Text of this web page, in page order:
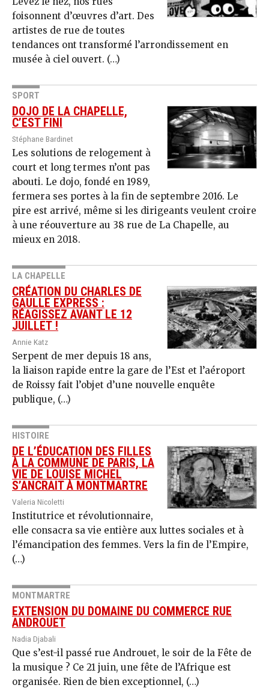
foisonnent d’œuvres d’art. Des
artistes de rue de toutes
tendances ont transformé l’arrondissement en
musée à ciel ouvert. (…)
SPORT
DOJO DE LA CHAPELLE,
C’EST FINI
Stéphane Bardinet
Les solutions de relogement à
court et long termes n’ont pas
abouti. Le dojo, fondé en 1989,
fermera ses portes à la fin de septembre 2016. Le
pire est arrivé, même si les dirigeants veulent croire
à une réouverture au 38 rue de La Chapelle, au
mieux en 2018.
LA CHAPELLE
CRÉATION DU CHARLES DE
GAULLE EXPRESS :
RÉAGISSEZ AVANT LE 12
JUILLET !
Annie Katz
Serpent de mer depuis 18 ans,
la liaison rapide entre la gare de l’Est et l’aéroport
de Roissy fait l’objet d’une nouvelle enquête
publique, (…)
HISTOIRE
DE L’ÉDUCATION DES FILLES
À LA COMMUNE DE PARIS, LA
VIE DE LOUISE MICHEL
S’ANCRAIT À MONTMARTRE
Valeria Nicoletti
Institutrice et révolutionnaire,
elle consacra sa vie entière aux luttes sociales et à
l’émancipation des femmes. Vers la fin de l’Empire,
(…)
MONTMARTRE
EXTENSION DU DOMAINE DU COMMERCE RUE
ANDROUET
Nadia Djabali
Que s’est-il passé rue Androuet, le soir de la Fête de
la musique ? Ce 21 juin, une fête de l’Afrique est
organisée. Rien de bien exceptionnel, (…)